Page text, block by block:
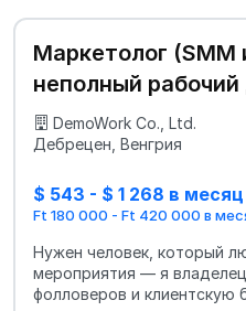
Маркетолог (SMM
неполный рабочий
DemoWork Co., Ltd.
Дебрецен, Венгрия
$ 543 - $ 1 268 в месяц
Ft 180 000 - Ft 420 000 в
Нужен человек, который
мероприятия — я
фолловеров и клиентскую